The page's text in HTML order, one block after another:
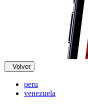
Volver
peru
venezuela